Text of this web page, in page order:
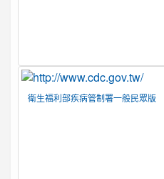
衛生福利部疾病管制署一般民眾版